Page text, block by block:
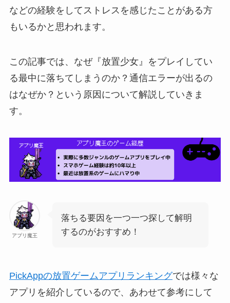
などの経験をしてストレスを感じたことがある方
もいるかと思われます。
この記事では、なぜ『放置少女』をプレイしてい
る最中に落ちてしまうのか？通信エラーが出るの
はなぜか？という原因について解説していきま
す。
アプリ魔王
落ちる要因を一つ一つ探して解明
するのがおすすめ！
PickAppの放置ゲームアプリランキングでは様々な
アプリを紹介しているので、あわせて参考にして